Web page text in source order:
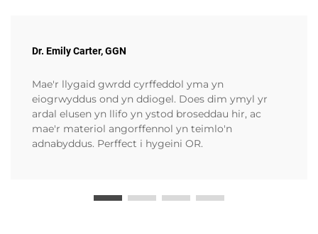
Dr. Emily Carter, GGN
Mae'r llygaid gwrdd cyrffeddol yma yn
eiogrwyddus ond yn ddiogel. Does dim ymyl yr
ardal elusen yn llifo yn ystod broseddau hir, ac
mae'r materiol angorffennol yn teimlo'n
adnabyddus. Perffect i hygeini OR.